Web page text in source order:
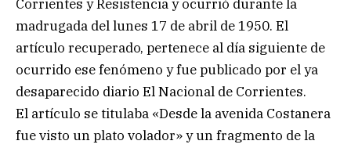
Corrientes y Resistencia y ocurrió durante la
madrugada del lunes 17 de abril de 1950. El
artículo recuperado, pertenece al día siguiente de
ocurrido ese fenómeno y fue publicado por el ya
desaparecido diario El Nacional de Corrientes.
El artículo se titulaba «Desde la avenida Costanera
fue visto un plato volador» y un fragmento de la